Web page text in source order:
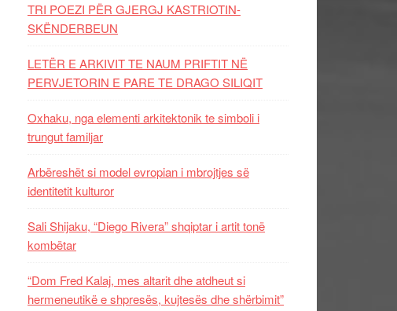
TRI POEZI PËR GJERGJ KASTRIOTIN-
SKËNDERBEUN
LETËR E ARKIVIT TE NAUM PRIFTIT NË
PERVJETORIN E PARE TE DRAGO SILIQIT
Oxhaku, nga elementi arkitektonik te simboli i
trungut familjar
Arbëreshët si model evropian i mbrojtjes së
identitetit kulturor
Sali Shijaku, “Diego Rivera” shqiptar i artit tonë
kombëtar
“Dom Fred Kalaj, mes altarit dhe atdheut si
hermeneutikë e shpresës, kujtesës dhe shërbimit”